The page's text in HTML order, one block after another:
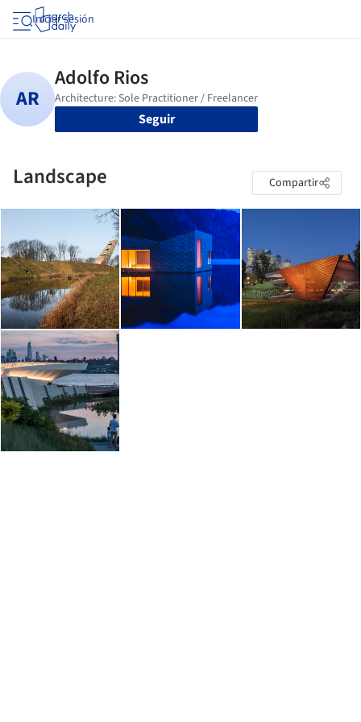
Iniciar sesión
Seguir
Landscape Compartir